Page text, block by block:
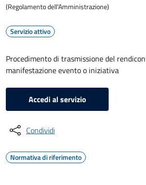
(Regolamento dell'Amministrazione)
Servizio attivo
Procedimento di trasmissione del
manifestazione evento o iniziativa
Accedi al servizio
Condividi
Normativa di riferimento